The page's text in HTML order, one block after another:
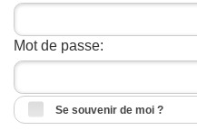
Mot de passe:
Se souvenir de moi ?